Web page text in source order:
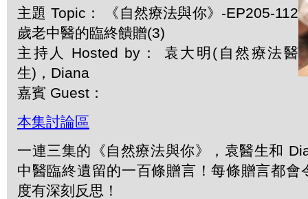
主題 Topic： 《自然療法與你》-EP205-112
歲老中醫的臨終饋贈(3)
主持人 Hosted by： 袁大明(自然療法醫
生)，Diana
嘉賓 Guest：
本集討論區
一連三集的《自然療法與你》，袁醫生和
中醫臨終遺留的一百條贈言！每條贈言都會
度有深刻反思！